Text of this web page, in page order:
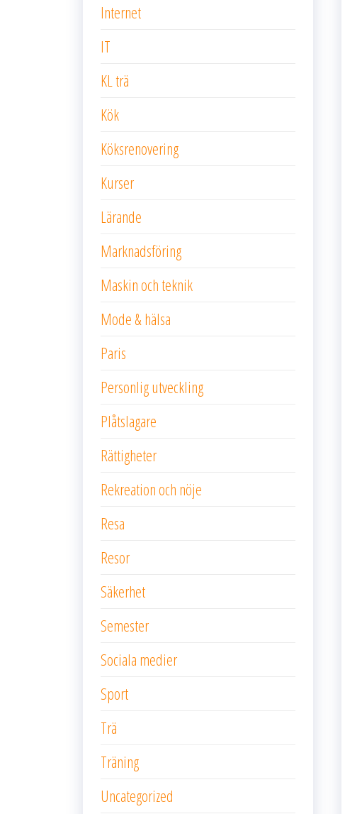
Internet
IT
KL trä
Kök
Köksrenovering
Kurser
Lärande
Marknadsföring
Maskin och teknik
Mode & hälsa
Paris
Personlig utveckling
Plåtslagare
Rättigheter
Rekreation och nöje
Resa
Resor
Säkerhet
Semester
Sociala medier
Sport
Trä
Träning
Uncategorized